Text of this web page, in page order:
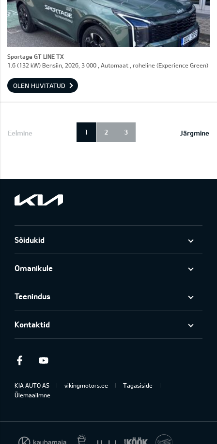
Sportage GT LINE TX
1.6 (132 kW) Bensiin, 2026, 3 000 , Automaat , roheline (Experience Green)
OLEN HUVITATUD
Eelmine Järgmine
1 2 3
Sõidukid
Omanikule
Teenindus
Kontaktid
Facebook
KIA AUTO AS vikingmotors.ee
Tagasiside
Ülemaailmne